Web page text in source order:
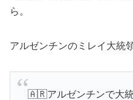
ら。
アルゼンチンのミレイ大統
🇦🇷アルゼンチンで大統